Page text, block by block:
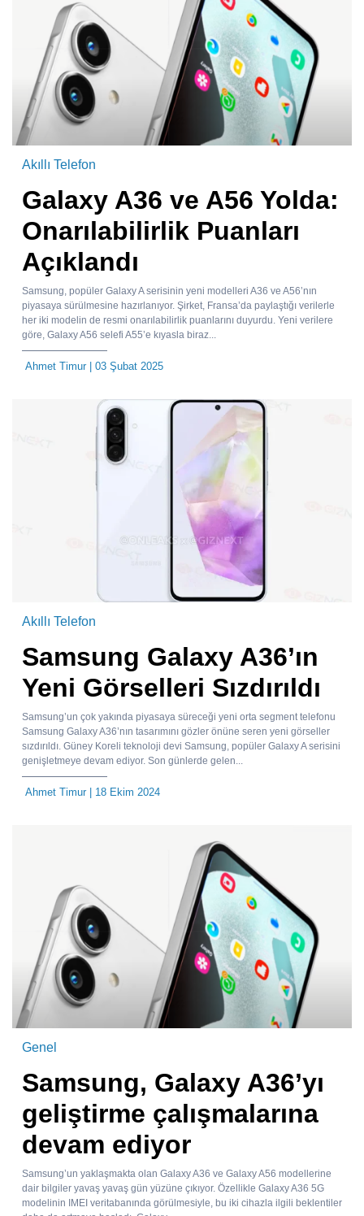
Akıllı Telefon
Galaxy A36 ve A56 Yolda:
Onarılabilirlik Puanları
Açıklandı
Samsung, popüler Galaxy A serisinin yeni modelleri A36 ve A56’nın
piyasaya sürülmesine hazırlanıyor. Şirket, Fransa’da paylaştığı verilerle
her iki modelin de resmi onarılabilirlik puanlarını duyurdu. Yeni verilere
göre, Galaxy A56 selefi A55’e kıyasla biraz...
Ahmet Timur| 03 Şubat 2025
Akıllı Telefon
Samsung Galaxy A36’ın
Yeni Görselleri Sızdırıldı
Samsung’un çok yakında piyasaya süreceği yeni orta segment telefonu
Samsung Galaxy A36’nın tasarımını gözler önüne seren yeni görseller
sızdırıldı. Güney Koreli teknoloji devi Samsung, popüler Galaxy A serisini
genişletmeye devam ediyor. Son günlerde gelen...
Ahmet Timur| 18 Ekim 2024
Genel
Samsung, Galaxy A36’yı
geliştirme çalışmalarına
devam ediyor
Samsung’un yaklaşmakta olan Galaxy A36 ve Galaxy A56 modellerine
dair bilgiler yavaş yavaş gün yüzüne çıkıyor. Özellikle Galaxy A36 5G
modelinin IMEI veritabanında görülmesiyle, bu iki cihazla ilgili beklentiler